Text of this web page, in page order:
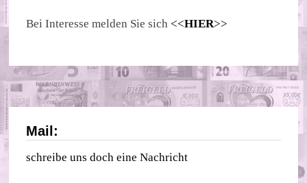
Bei Interesse melden Sie sich <<HIER>>
Mail:
schreibe uns doch eine Nachricht